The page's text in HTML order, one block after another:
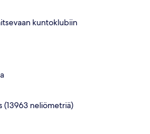
kuntoklubiin
(13963 neliömetriä)